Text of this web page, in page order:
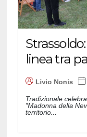
linea tra
Livio Nonis
Tradizionale
"Madonna della
territorio...